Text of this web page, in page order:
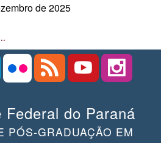
de 2025
Federal do Paraná
PÓS-GRADUAÇÃO EM